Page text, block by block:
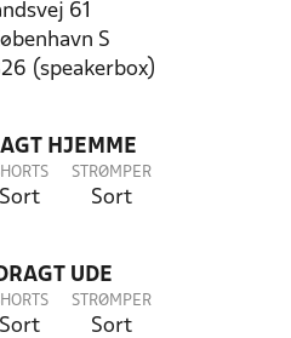
61
S
(speakerbox)
HJEMME
Sort
STRØMPER
Sort
UDE
Sort
STRØMPER
Sort